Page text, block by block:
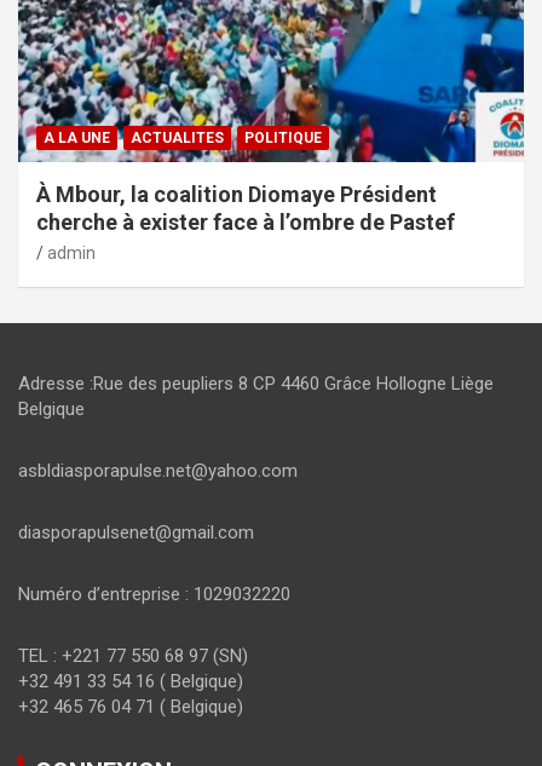
A LA UNE ACTUALITES POLITIQUE
À Mbour, la coalition Diomaye Président
cherche à exister face à l’ombre de Pastef
admin
Adresse :Rue des peupliers 8 CP 4460 Grâce Hollogne Liège
Belgique
asbldiasporapulse.net@yahoo.com
diasporapulsenet@gmail.com
Numéro d’entreprise : 1029032220
TEL : +221 77 550 68 97 (SN)
+32 491 33 54 16 ( Belgique)
+32 465 76 04 71 ( Belgique)